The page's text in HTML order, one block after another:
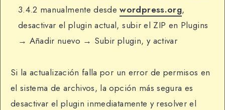
3.4.2 manualmente desdewordpress.org,
desactivar el plugin actual, subir el ZIP en Plugins
→ Añadir nuevo → Subir plugin, y activar
Si la actualización falla por un error de permisos en
el sistema de archivos, la opción más segura es
desactivar el plugin inmediatamente y resolver el